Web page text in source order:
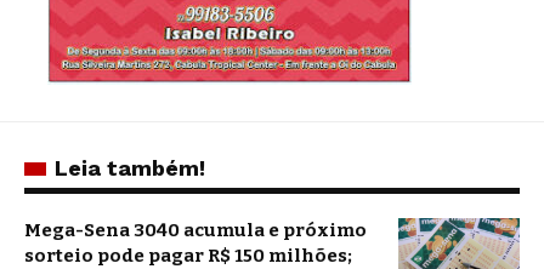
Leia também!
Mega-Sena 3040 acumula e próximo
sorteio pode pagar R$ 150 milhões;